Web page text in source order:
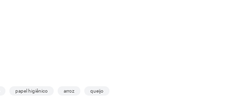
papel higiênico arroz queijo